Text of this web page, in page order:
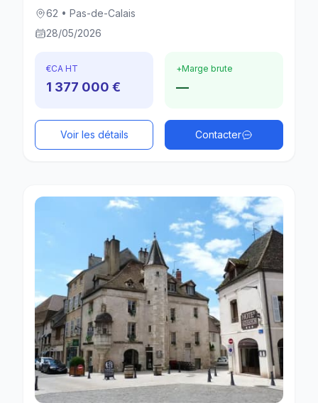
62 • Pas-de-Calais
28/05/2026
€CA HT
1 377 000 €
+Marge brute
—
Voir les détails Contacter